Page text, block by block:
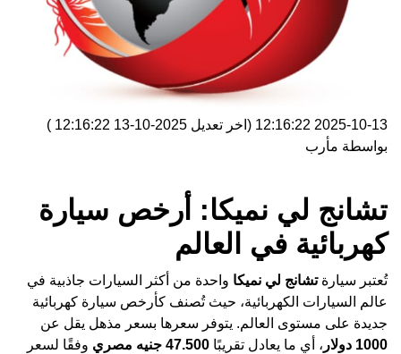
2025-10-13 12:16:22 (اخر تعديل 2025-10-13 12:16:22
)
بواسطة مأرب
تشانج لي نميكا: أرخص سيارة
كهربائية في العالم
تُعتبر سيارةتشانج لي نميكا واحدة من أكثر السيارات جاذبية في
عالم السيارات الكهربائية، حيث تُصنف كأرخص سيارة كهربائية
جديدة على مستوى العالم. يتوفر سعرها بسعر مذهل يقل عن
1000 دولار
، أي ما يعادل تقريبًا 47.500 جنيه مصري
وفقًا لسعر